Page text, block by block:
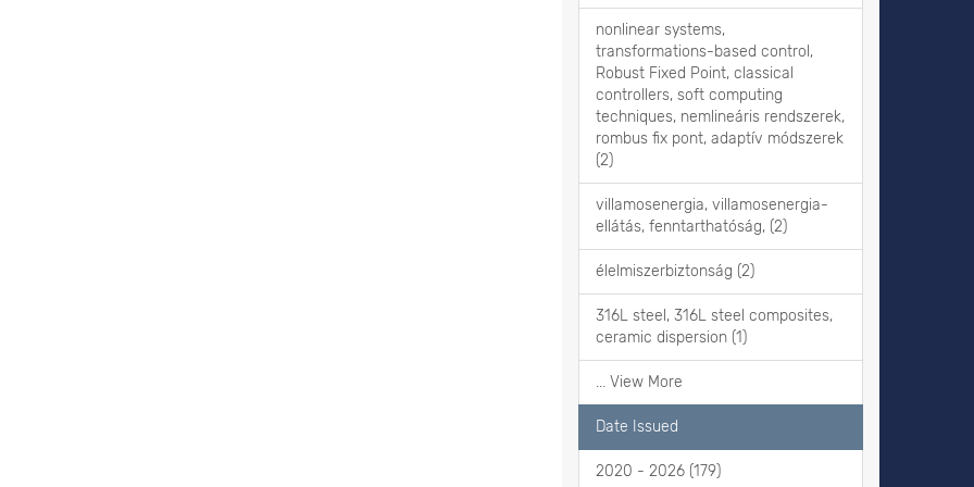
nonlinear systems,
transformations-based control,
Robust Fixed Point, classical
controllers, soft computing
techniques, nemlineáris rendszerek,
rombus fix pont, adaptív módszerek
(2)
villamosenergia, villamosenergia-
ellátás, fenntarthatóság, (2)
élelmiszerbiztonság (2)
316L steel, 316L steel composites,
ceramic dispersion (1)
... View More
Date Issued
2020 - 2026 (179)